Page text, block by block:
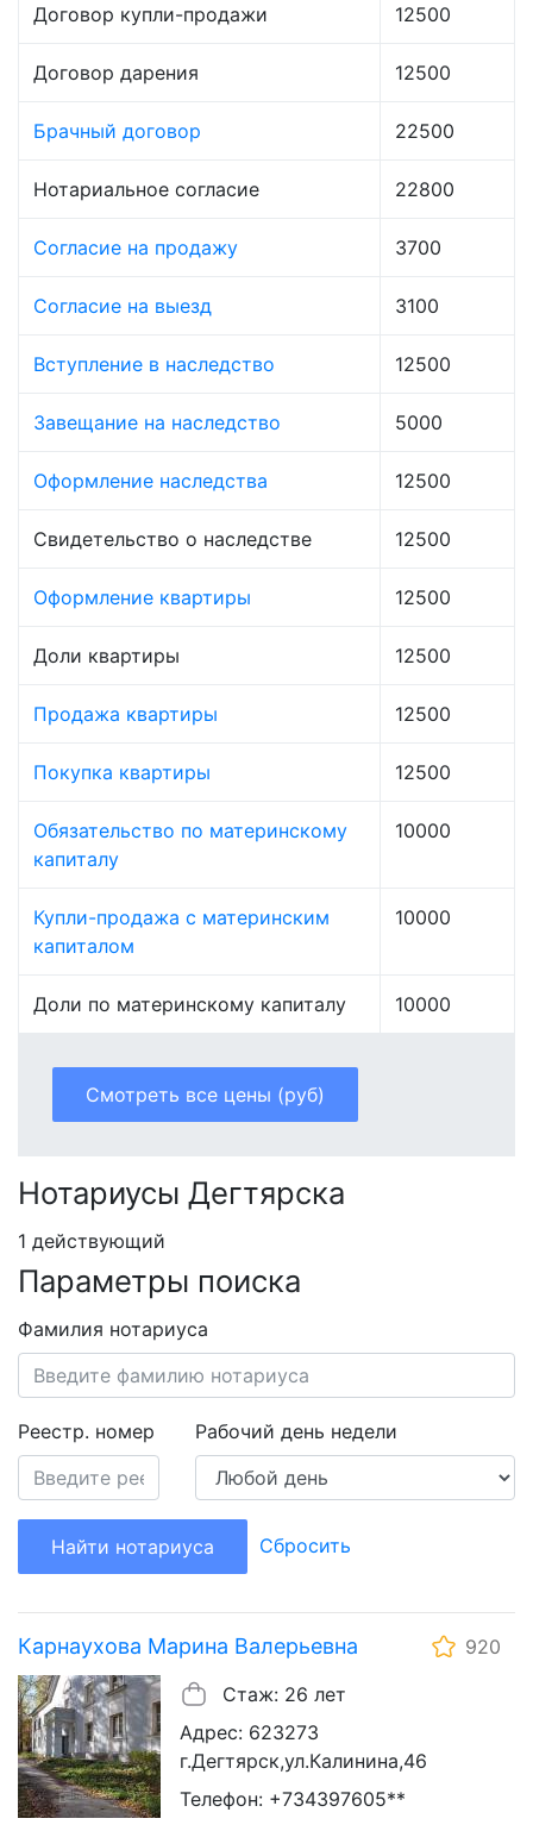
Договор купли-продажи 12500
Договор дарения 12500
Брачный договор 22500
Нотариальное согласие 22800
Согласие на продажу 3700
Согласие на выезд 3100
Вступление в наследство 12500
Завещание на наследство 5000
Оформление наследства 12500
Свидетельство о наследстве 12500
Оформление квартиры 12500
Доли квартиры 12500
Продажа квартиры 12500
Покупка квартиры 12500
Обязательство по материнскому
капиталу
10000
Купли-продажа с материнским
капиталом
10000
Доли по материнскому капиталу 10000
Смотреть все цены (руб)
Нотариусы Дегтярска
1 действующий
Параметры поиска
Фамилия нотариуса
Реестр. номер Рабочий день недели
Найти нотариуса Сбросить
Карнаухова Марина Валерьевна
920
Стаж: 26 лет
Адрес: 623273
г.Дегтярск,ул.Калинина,46
Телефон: +734397605**